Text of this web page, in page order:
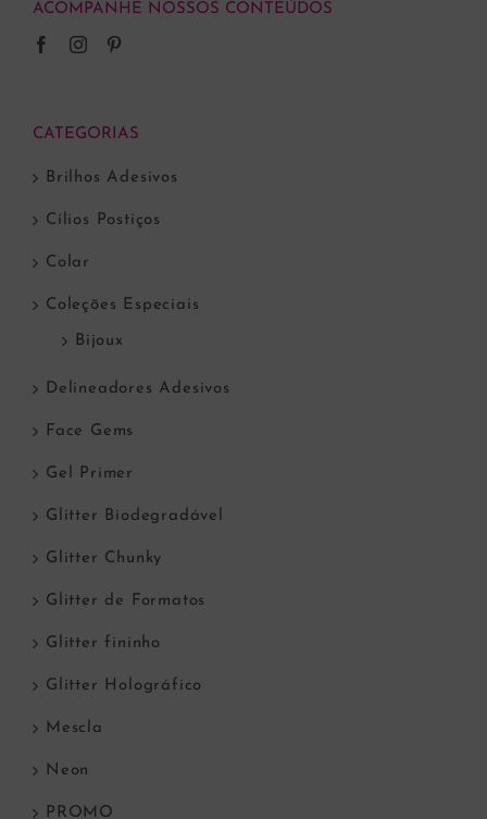
ACOMPANHE NOSSOS CONTEÚDOS
CATEGORIAS
Brilhos Adesivos
Cílios Postiços
Colar
Coleções Especiais
Bijoux
Delineadores Adesivos
Face Gems
Gel Primer
Glitter Biodegradável
Glitter Chunky
Glitter de Formatos
Glitter fininho
Glitter Holográfico
Mescla
Neon
PROMO